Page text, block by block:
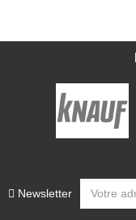
Newsletter